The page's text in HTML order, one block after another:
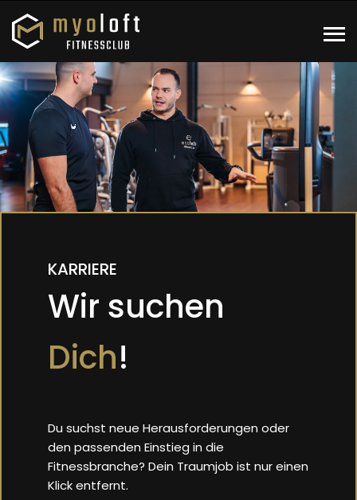
Wir suchen
Dich!
KARRIERE
Du suchst neue Herausforderungen oder
den passenden Einstieg in die
Fitnessbranche? Dein Traumjob ist nur einen
Klick entfernt.